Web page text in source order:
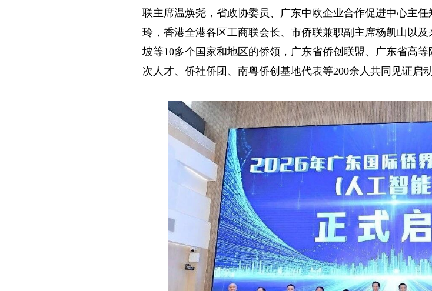
联主席温焕尧，省政协委员、广东中欧企业合作促进中心主
玲，香港全港各区工商联会长、市侨联兼职副主席杨凯山以
坡等10多个国家和地区的侨领，广东省侨创联盟、广东省高
次人才、侨社侨团、南粤侨创基地代表等200余人共同见证启动